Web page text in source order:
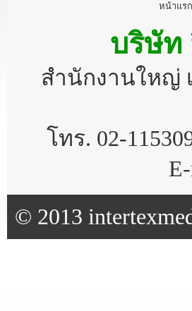
หน้าแรก
บริษัท
สำนักงานใหญ่
โทร. 02-
© 2013